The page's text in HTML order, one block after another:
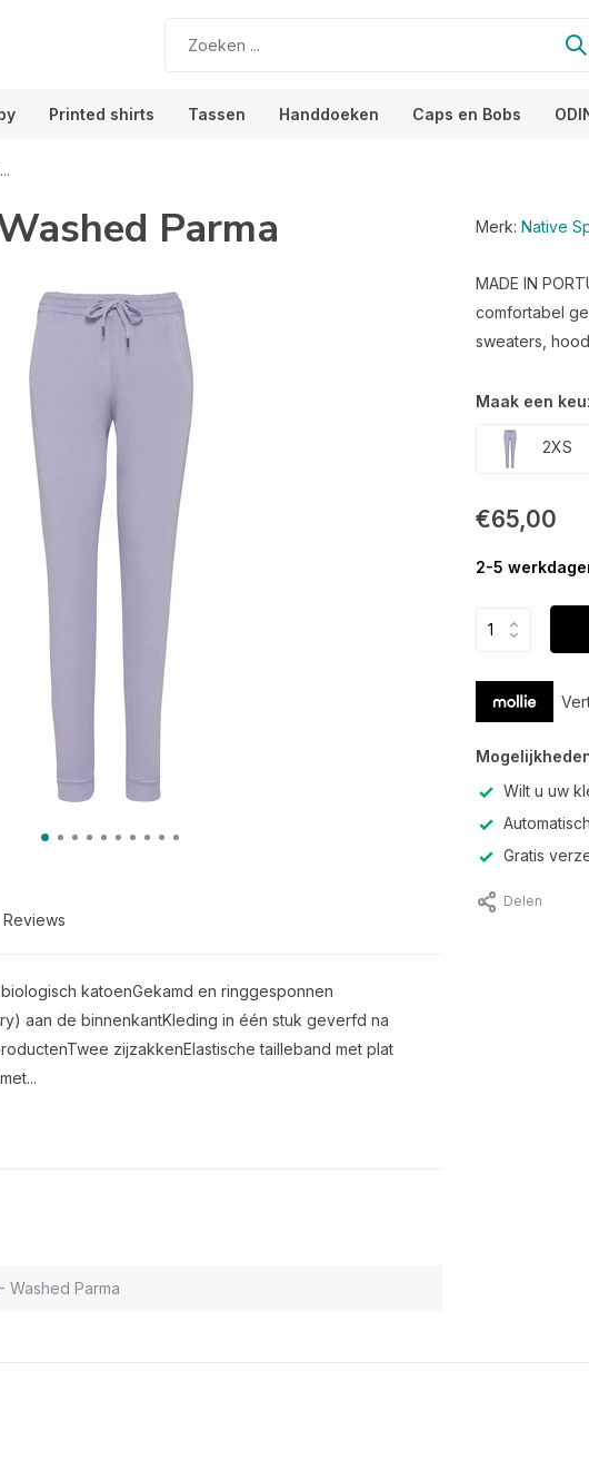
Printed shirts Tassen Handdoeken Caps en Bobs
Parma
Reviews
katoenGekamd en ringgesponnen
aan de binnenkantKleding in één stuk geverfd na
zijzakkenElastische tailleband met plat
Washed Parma
Merk: Native
MADE IN
comfortabel
sweaters,
Maak een
2XS
€65,00
2-5
Wilt u uw
Gratis
Delen